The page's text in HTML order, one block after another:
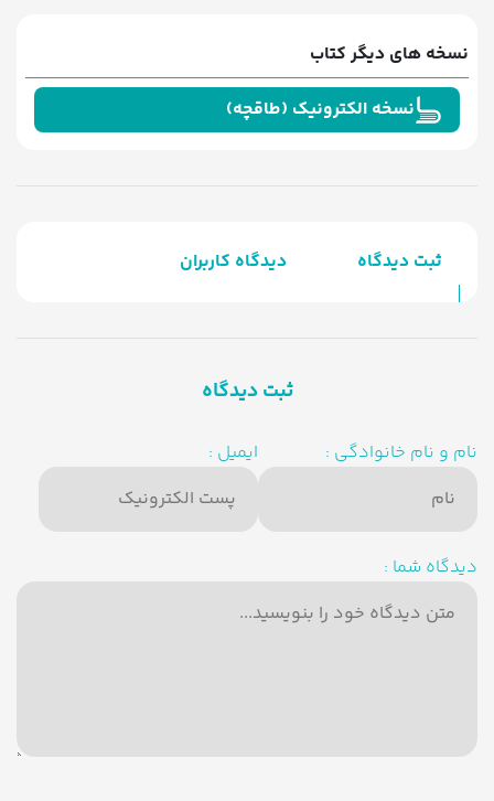
نسخه های دیگر کتاب
نسخه الکترونیک (طاقچه)
ثبت دیدگاه دیدگاه کاربران
ثبت دیدگاه
نام و نام خانوادگی : ایمیل :
دیدگاه شما :